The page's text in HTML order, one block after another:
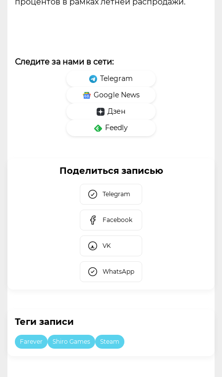
процентов в рамках летней распродажи.
Следите за нами в сети:
Telegram
Google News
Дзен
Feedly
Поделиться записью
Telegram
Facebook
VK
WhatsApp
Теги записи
Farever Shiro Games Steam